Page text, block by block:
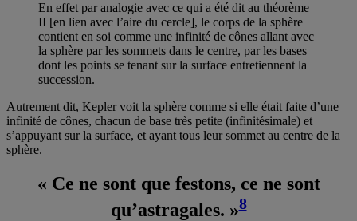
En effet par analogie avec ce qui a été dit au théorème
II [en lien avec l’aire du cercle], le corps de la sphère
contient en soi comme une infinité de cônes allant avec
la sphère par les sommets dans le centre, par les bases
dont les points se tenant sur la surface entretiennent la
succession.
Autrement dit, Kepler voit la sphère comme si elle était faite d’une
infinité de cônes, chacun de base très petite (infinitésimale) et
s’appuyant sur la surface, et ayant tous leur sommet au centre de la
sphère.
« Ce ne sont que festons, ce ne sont
qu’astragales. »8